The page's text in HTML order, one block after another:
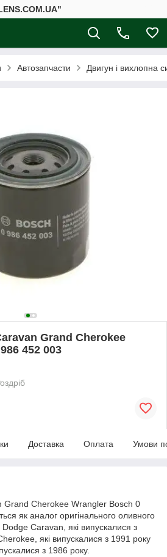
Автозапчасти Двигун і вихлопна
Grand Cherokee
452 003
Доставка Оплата Умови
Grand Cherokee Wrangler Bosch 0
як аналог оригінального оливного
Caravan, які випускалися з
які випускалися з 1991 року
з 1986 року.